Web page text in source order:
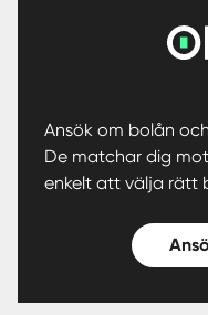
Ansök om bolån
De matchar dig
enkelt att välja rätt